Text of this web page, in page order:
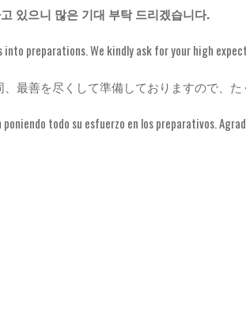
있으니 많은 기대 부탁 드리겠습니다.
preparations. We kindly ask for your high
善を尽くして準備しておりますので、た
todo su esfuerzo en los preparativos.